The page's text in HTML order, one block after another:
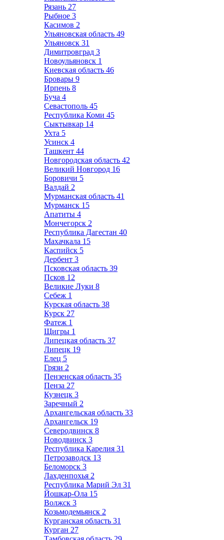
Рязань 27
Рыбное 3
Касимов 2
Ульяновская область 49
Ульяновск 31
Димитровград 3
Новоульяновск 1
Киевская область 46
Бровары 9
Ирпень 8
Буча 4
Севастополь 45
Республика Коми 45
Сыктывкар 14
Ухта 5
Усинск 4
Ташкент 44
Новгородская область 42
Великий Новгород 16
Боровичи 5
Валдай 2
Мурманская область 41
Мурманск 15
Апатиты 4
Мончегорск 2
Республика Дагестан 40
Махачкала 15
Каспийск 5
Дербент 3
Псковская область 39
Псков 12
Великие Луки 8
Себеж 1
Курская область 38
Курск 27
Фатеж 1
Щигры 1
Липецкая область 37
Липецк 19
Елец 5
Грязи 2
Пензенская область 35
Пенза 27
Кузнецк 3
Заречный 2
Архангельская область 33
Архангельск 19
Северодвинск 8
Новодвинск 3
Республика Карелия 31
Петрозаводск 13
Беломорск 3
Лахденпохья 2
Республика Марий Эл 31
Йошкар-Ола 15
Волжск 3
Козьмодемьянск 2
Курганская область 31
Курган 27